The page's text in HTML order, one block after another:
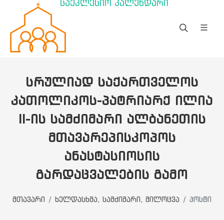
საეკლესიო კალენდარი
ᲡᲠᲣᲚᲘᲐᲓ ᲡᲐᲥᲐᲠᲗᲕᲔᲚᲝᲡ
ᲙᲐᲗᲝᲚᲘᲙᲝᲡ-ᲞᲐᲢᲠᲘᲐᲠᲥ ᲘᲚᲘᲐ
II-ᲘᲡ ᲡᲐᲛᲫᲘᲛᲐᲠᲘ ᲐᲚᲑᲐᲜᲔᲗᲘᲡ
ᲛᲗᲐᲕᲐᲠᲔᲞᲘᲡᲙᲝᲞᲝᲡ
ᲐᲜᲐᲡᲢᲐᲡᲘᲝᲡᲘᲡ
ᲒᲐᲠᲓᲐᲪᲕᲐᲚᲔᲑᲘᲡ ᲒᲐᲛᲝ
მთავარი ხელდასხმა, სამძიმარი, მილოცვა პოსტი